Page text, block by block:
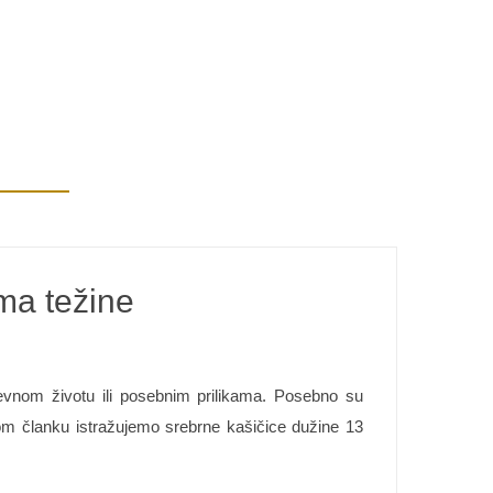
težine
životu ili posebnim prilikama. Posebno su
članku istražujemo srebrne kašičice dužine 13